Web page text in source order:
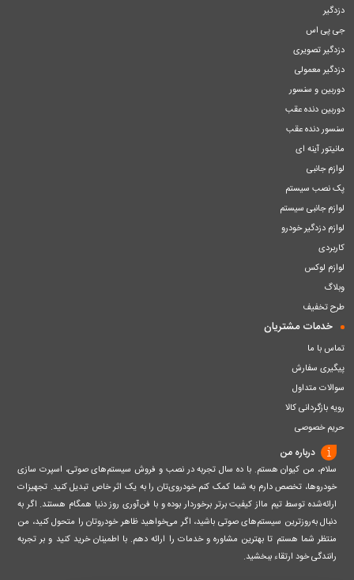
دزدگیر
جی پی اس
دزدگیر تصویری
دزدگیر معمولی
دوربین و سنسور
دوربین دنده عقب
سنسور دنده عقب
مانیتور آینه ای
لوازم جانبی
پک نصب سیستم
لوازم جانبی سیستم
لوازم دزدگیر خودرو
کاربردی
لوازم لوکس
وبلاگ
طرح تخفیف
خدمات مشتریان
تماس با ما
پیگیری سفارش
سوالات متداول
رویه بازگردانی کالا
حریم خصوصی
درباره من
سلام، من کیوان هستم. با ده سال تجربه در نصب و فروش سیستم‌های صوتی، اسپرت سازی
خودروها، تخصص دارم به شما کمک کنم خودروی‌تان را به یک اثر خاص تبدیل کنید. تجهیزات
ارائه‌شده توسط تیم مااز کیفیت برتر برخوردار بوده و با فن‌آوری روز دنیا همگام هستند. اگر به
دنبال به‌روزترین سیستم‌های صوتی باشید، اگر می‌خواهید ظاهر خودروتان را متحول کنید، من
منتظر شما هستم تا بهترین مشاوره و خدمات را ارائه دهم. با اطمینان خرید کنید و بر تجربه
رانندگی خود ارتقاء ببخشید.